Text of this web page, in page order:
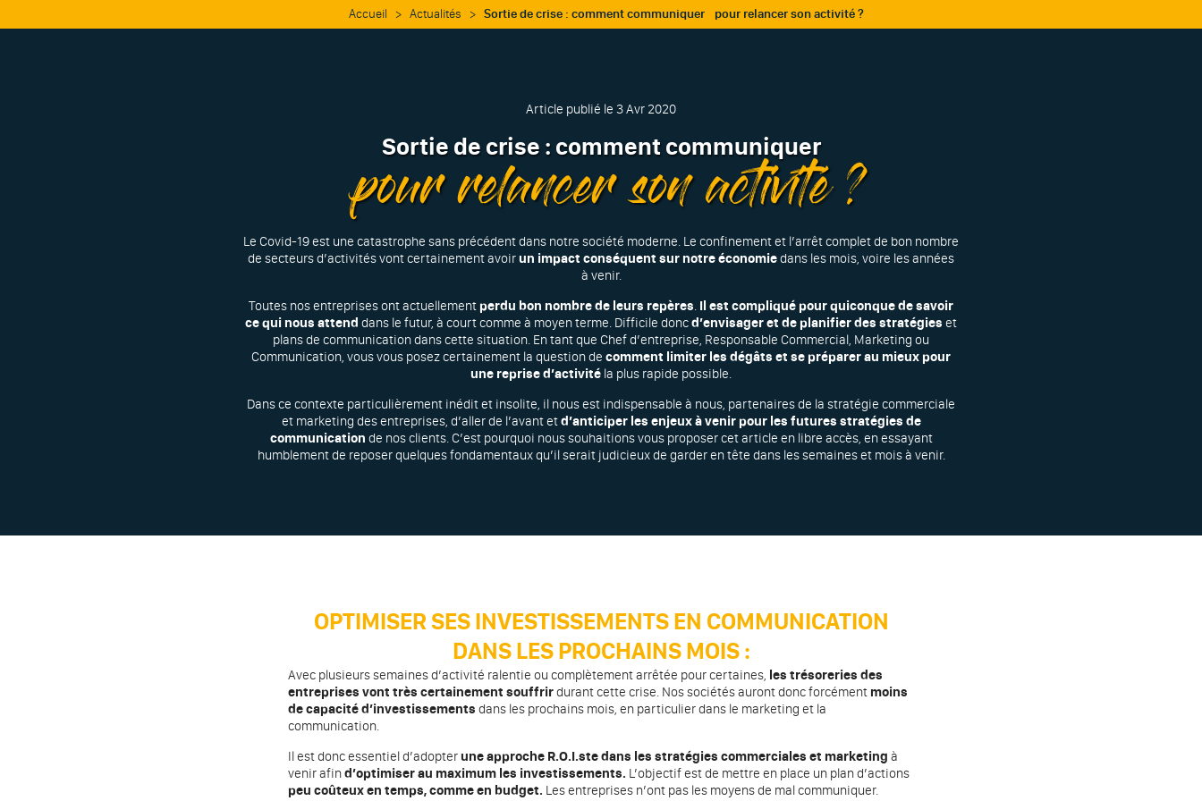
Accueil > Actualités > Sortie de crise : comment communiquer pour relancer son activité ?
Article publié le 3 Avr 2020
Sortie de crise : comment communiquer
pour relancer son activité ?
Le Covid-19 est une catastrophe sans précédent dans notre société moderne. Le confinement et l’arrêt complet de bon nombre
de secteurs d’activités vont certainement avoirun impact conséquent sur notre économiedans les mois, voire les années
à venir.
Toutes nos entreprises ont actuellement perdu bon nombre de leurs repères. Il est compliqué pour quiconque de savoir
ce qui nous attend dans le futur, à court comme à moyen terme. Difficile doncd’envisager et de planifier des stratégies et
plans de communication dans cette situation. En tant que Chef d’entreprise, Responsable Commercial, Marketing ou
Communication, vous vous posez certainement la question de comment limiter les dégâts et se préparer au mieux pour
une reprise d’activité la plus rapide possible.
Dans ce contexte particulièrement inédit et insolite, il nous est indispensable à nous, partenaires de la stratégie commerciale
et marketing des entreprises, d’aller de l’avant etd’anticiper les enjeux à venir pour les futures stratégies de
communication de nos clients. C’est pourquoi nous souhaitions vous proposer cet article en libre accès, en essayant
humblement de reposer quelques fondamentaux qu’il serait judicieux de garder en tête dans les semaines et mois à venir.
OPTIMISER SES INVESTISSEMENTS EN COMMUNICATION
DANS LES PROCHAINS MOIS :
Avec plusieurs semaines d’activité ralentie ou complètement arrêtée pour certaines, les trésoreries des
entreprises vont très certainement souffrirdurant cette crise. Nos sociétés auront donc forcément moins
de capacité d’investissements dans les prochains mois, en particulier dans le marketing et la
communication.
Il est donc essentiel d’adopterune approche R.O.I.ste dans les stratégies commerciales et marketing à
venir afind’optimiser au maximum les investissements. L’objectif est de mettre en place un plan d’actions
peu coûteux en temps, comme en budget. Les entreprises n’ont pas les moyens de mal communiquer.